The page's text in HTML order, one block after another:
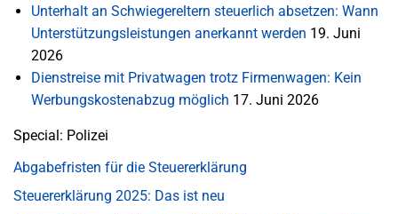
Unterhalt an Schwiegereltern steuerlich absetzen: Wann
Unterstützungsleistungen anerkannt werden 19. Juni
2026
Dienstreise mit Privatwagen trotz Firmenwagen: Kein
Werbungskostenabzug möglich 17. Juni 2026
Special: Polizei
Abgabefristen für die Steuererklärung
Steuererklärung 2025: Das ist neu